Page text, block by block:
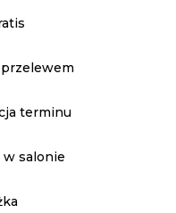
przelewem
terminu
w salonie